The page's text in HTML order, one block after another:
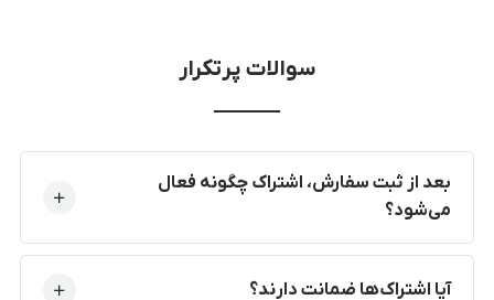
سوالات پرتکرار
بعد از ثبت سفارش، اشتراک چگونه فعال
می‌شود؟
آیا اشتراک‌ها ضمانت دارند؟